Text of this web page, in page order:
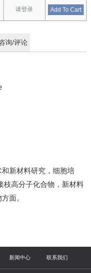
请登录 Add To Cart
询/评论
新材料研究，细胞培
枝高分子化合物，新材料
面。
新闻中心 联系我们